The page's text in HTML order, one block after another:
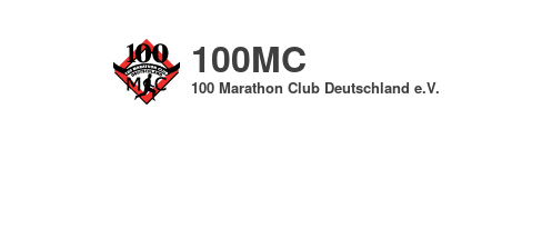
100MC
100 Marathon Club Deutschland e.V.